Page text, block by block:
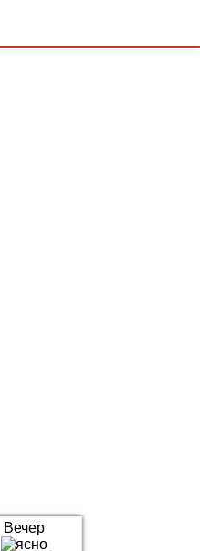
Вечер